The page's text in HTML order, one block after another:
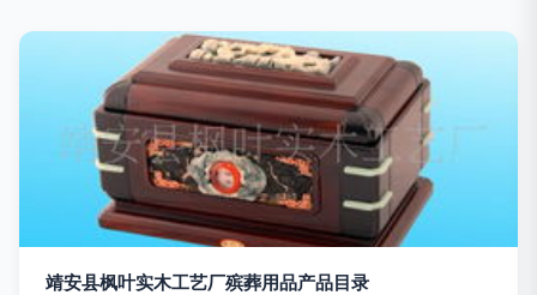
靖安县枫叶实木工艺厂殡葬用品产品目录